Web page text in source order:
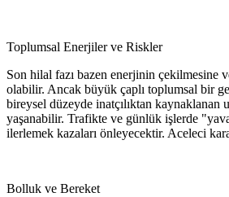
Toplumsal Enerjiler ve Riskler
Son hilal fazı bazen enerjinin çekilmesine
olabilir. Ancak büyük çaplı toplumsal bir
bireysel düzeyde inatçılıktan kaynaklanan
yaşanabilir. Trafikte ve günlük işlerde
ilerlemek kazaları önleyecektir. Aceleci
Bolluk ve Bereket